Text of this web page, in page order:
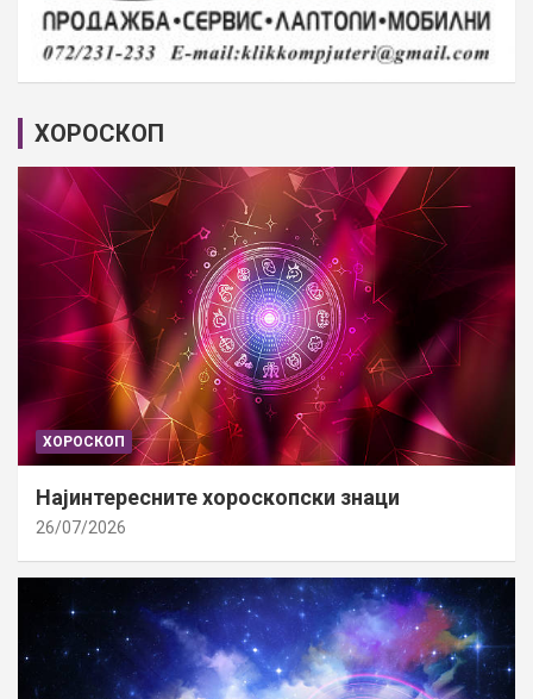
ХОРОСКОП
ХОРОСКОП
Најинтересните хороскопски знаци
26/07/2026